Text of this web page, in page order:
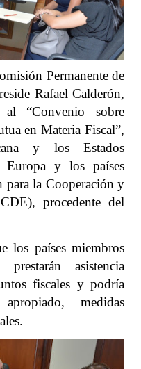
Permanente de
Rafael Calderón,
“Convenio sobre
en Materia Fiscal”,
y los Estados
y los países
para la Cooperación y
procedente del
los países miembros
asistencia
fiscales y podría
medidas